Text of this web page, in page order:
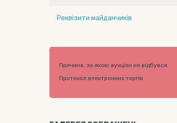
Реквізити майданчиків
Причина, за якою аукціон не відбувся
Протокол електронних торгів